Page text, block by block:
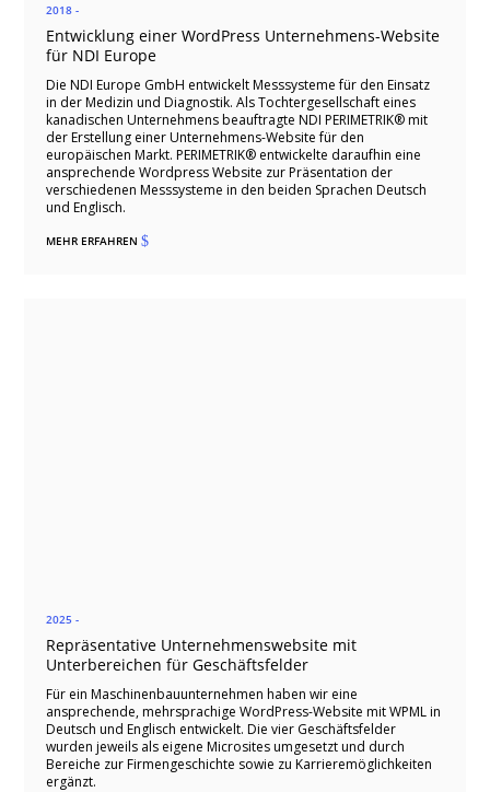
2018 -
Entwicklung einer WordPress Unternehmens-Website
für NDI Europe
Die NDI Europe GmbH entwickelt Messsysteme für den Einsatz
in der Medizin und Diagnostik. Als Tochtergesellschaft eines
kanadischen Unternehmens beauftragte NDI PERIMETRIK® mit
der Erstellung einer Unternehmens-Website für den
europäischen Markt. PERIMETRIK® entwickelte daraufhin eine
ansprechende Wordpress Website zur Präsentation der
verschiedenen Messsysteme in den beiden Sprachen Deutsch
und Englisch.
MEHR ERFAHREN$
2025 -
Repräsentative Unternehmenswebsite mit
Unterbereichen für Geschäftsfelder
Für ein Maschinenbauunternehmen haben wir eine
ansprechende, mehrsprachige WordPress-Website mit WPML in
Deutsch und Englisch entwickelt. Die vier Geschäftsfelder
wurden jeweils als eigene Microsites umgesetzt und durch
Bereiche zur Firmengeschichte sowie zu Karrieremöglichkeiten
ergänzt.